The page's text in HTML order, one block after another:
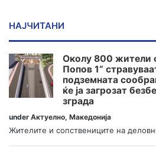
НАЈЧИТАНИ
Околу 800 жители
Попов 1“
подземната
ќе ја загрозат
зграда
under Актуелно, Македонија
Жителите и сопствениците на